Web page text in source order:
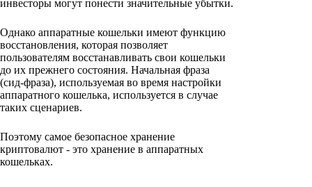
инвесторы могут понести значительные убытки.
Однако аппаратные кошельки имеют функцию
восстановления, которая позволяет
пользователям восстанавливать свои кошельки
до их прежнего состояния. Начальная фраза
(сид-фраза), используемая во время настройки
аппаратного кошелька, используется в случае
таких сценариев.
Поэтому самое безопасное хранение
криптовалют - это хранение в аппаратных
кошельках.